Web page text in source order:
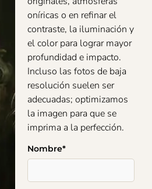
oníricas o en refinar el
contraste, la iluminación y
el color para lograr mayor
profundidad e impacto.
Incluso las fotos de baja
resolución suelen ser
adecuadas; optimizamos
la imagen para que se
imprima a la perfección.
Nombre*